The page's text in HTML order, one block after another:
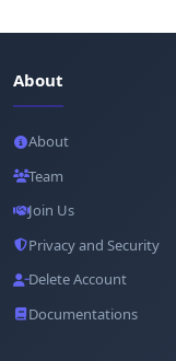
About
About
Team
Join Us
Privacy and Security
Delete Account
Documentations